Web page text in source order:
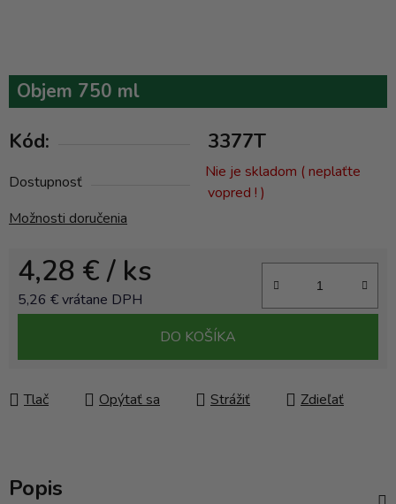
Objem 750 ml
Kód: 3377T
Dostupnosť
Nie je skladom ( neplaťte
vopred ! )
Možnosti doručenia
4,28 €/ ks
5,26 € vrátane DPH
DO KOŠÍKA
Tlač Opýtať sa Strážiť Zdieľať
Popis